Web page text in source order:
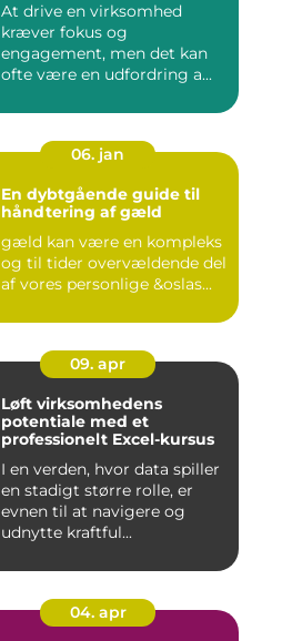
At drive en virksomhed
kræver fokus og
engagement, men det kan
ofte være en udfordring a...
06. jan
En dybtgående guide til
håndtering af gæld
gæld kan være en kompleks
og til tider overvældende del
af vores personlige &oslas...
09. apr
Løft virksomhedens
potentiale med et
professionelt Excel-kursus
I en verden, hvor data spiller
en stadigt større rolle, er
evnen til at navigere og
udnytte kraftful...
04. apr